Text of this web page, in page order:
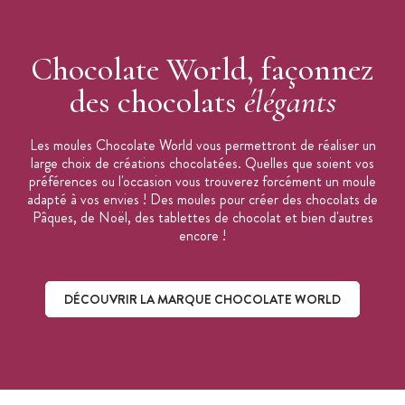
Matière : Polycarbonate
Forme : Truffe
Dimensions du moulage final : 26,5 mm x H 22,5 mm
Poids du moulage final (à l'unité) : 9,5 g
Dimension de la plaque : 275 x 135 x 30 mm
Fabrication : Belgique
Chocolate World, façonnez
des chocolats élégants
Les moules Chocolate World vous permettront de réaliser un
large choix de créations chocolatées. Quelles que soient vos
préférences ou l'occasion vous trouverez forcément un moule
adapté à vos envies ! Des moules pour créer des chocolats de
Pâques, de Noël, des tablettes de chocolat et bien d'autres
encore !
DÉCOUVRIR LA MARQUE CHOCOLATE WORLD